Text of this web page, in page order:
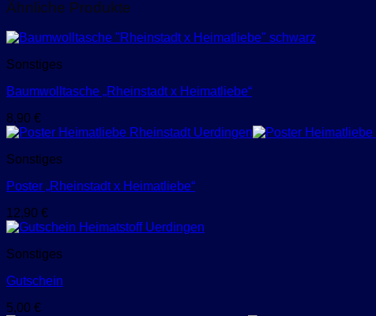
Ähnliche Produkte
Sonstiges
Baumwolltasche „Rheinstadt x Heimatliebe“
8,90 €
Sonstiges
Poster „Rheinstadt x Heimatliebe“
12,90 €
Sonstiges
Gutschein
5,00 €